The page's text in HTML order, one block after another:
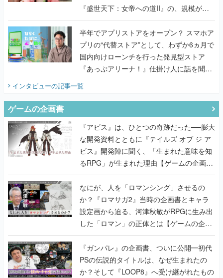
『盛世天下：女帝への道II』の、規模が違
うこだわりをプロデューサーに聞いた
半年でアプリストアをオープン？ スマホア
プリの“代替ストア”として、わずか6ヵ月で
国内向けローンチを行った発見型ストア
『あっぷアリーナ！』仕掛け人に話を聞い
てみた
インタビューの記事一覧
ゲームの企画書
『アビス』は、ひとつの奇跡だった──膨大
な開発資料とともに『テイルズ オブ ジ ア
ビス』開発陣に聞く、「生まれた意味を知
るRPG」が生まれた理由【ゲームの企画
書】
なにが、人を「ロマンシング」させるの
か？『ロマサガ2』当時の企画書とキャラ
設定画から迫る、河津秋敏がRPGに生み出
した「ロマン」の正体とは【ゲームの企画
書】
『ガンパレ』の企画書、ついに公開━初代
PSの伝説的タイトルは、なぜ生まれたの
か？そして『LOOP8』へ受け継がれたもの